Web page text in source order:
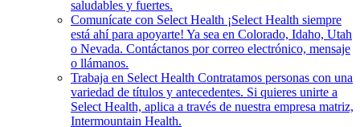
saludables y fuertes.
Comunícate con Select Health ¡Select Health siempre
está ahí para apoyarte! Ya sea en Colorado, Idaho, Utah
o Nevada. Contáctanos por correo electrónico, mensaje
o llámanos.
Trabaja en Select Health Contratamos personas con una
variedad de títulos y antecedentes. Si quieres unirte a
Select Health, aplica a través de nuestra empresa matriz,
Intermountain Health.